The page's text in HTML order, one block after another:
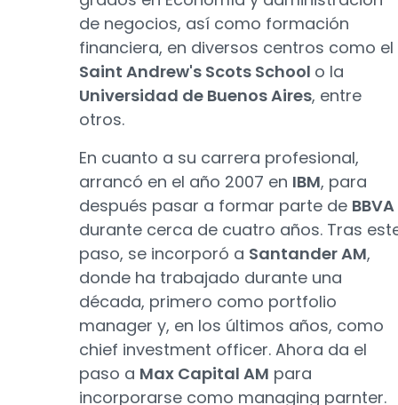
de negocios, así como formación
financiera, en diversos centros como el
Saint Andrew's Scots School o la
Universidad de Buenos Aires, entre
otros.
En cuanto a su carrera profesional,
arrancó en el año 2007 en IBM, para
después pasar a formar parte de BBVA
durante cerca de cuatro años. Tras
paso, se incorporó a Santander AM,
donde ha trabajado durante una
década, primero como portfolio
manager y, en los últimos años, como
chief investment officer. Ahora da el
paso a Max Capital AM para
incorporarse como managing parnter.